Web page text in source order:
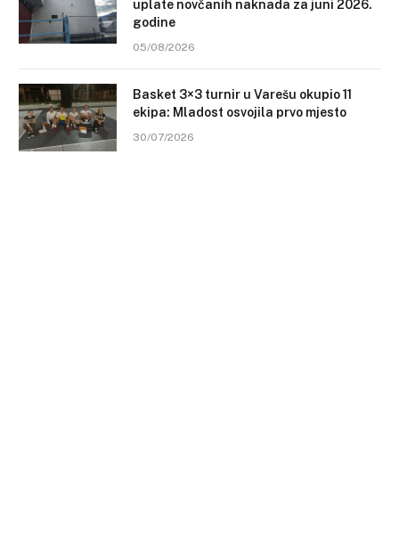
uplate novčanih naknada za juni 2026.
godine
05/08/2026
Basket 3×3 turnir u Varešu okupio 11
ekipa: Mladost osvojila prvo mjesto
30/07/2026